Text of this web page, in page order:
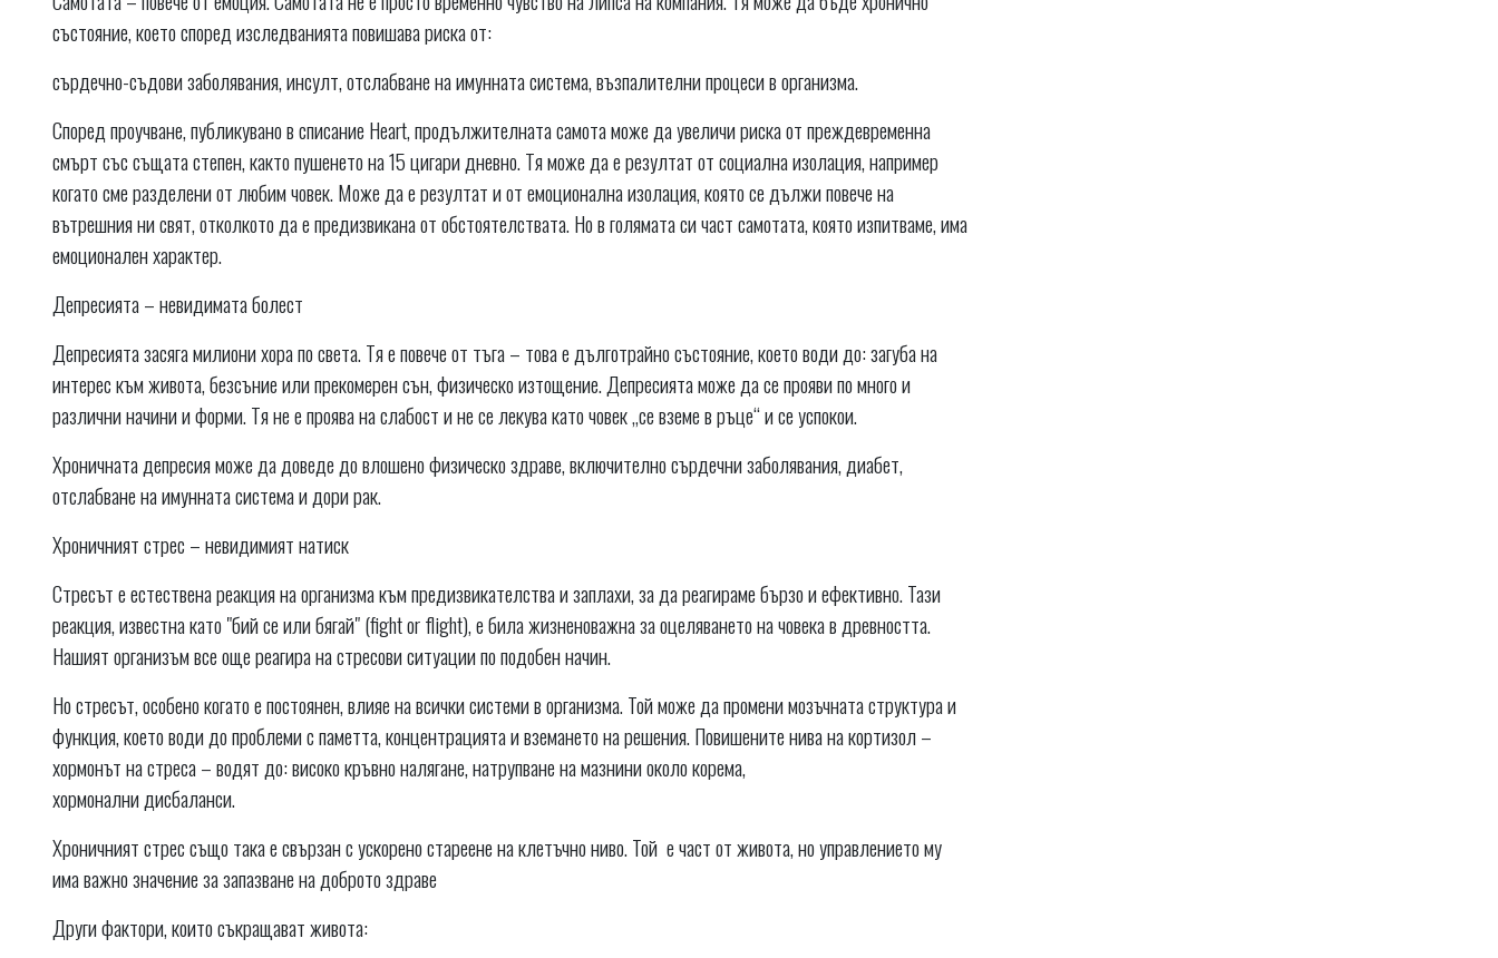
състояние, което според изследванията повишава риска от:
сърдечно-съдови заболявания, инсулт, отслабване на имунната система, възпалителни процеси в организма.
Според проучване, публикувано в списание Heart, продължителната самота може да увеличи риска от преждевременна
смърт със същата степен, както пушенето на 15 цигари дневно. Тя може да е резултат от социална изолация, например
когато сме разделени от любим човек. Може да е резултат и от емоционална изолация, която се дължи повече на
вътрешния ни свят, отколкото да е предизвикана от обстоятелствата. Но в голямата си част самотата, която изпитваме, има
емоционален характер.
Депресията – невидимата болест
Депресията засяга милиони хора по света. Тя е повече от тъга – това е дълготрайно състояние, което води до: загуба на
интерес към живота, безсъние или прекомерен сън, физическо изтощение. Депресията може да се прояви по много и
различни начини и форми. Тя не е проява на слабост и не се лекува като човек „се вземе в ръце“ и се успокои.
Хроничната депресия може да доведе до влошено физическо здраве, включително сърдечни заболявания, диабет,
отслабване на имунната система и дори рак.
Хроничният стрес – невидимият натиск
Стресът е естествена реакция на организма към предизвикателства и заплахи, за да реагираме бързо и ефективно. Тази
реакция, известна като "бий се или бягай" (fight or flight), е била жизненоважна за оцеляването на човека в древността.
Нашият организъм все още реагира на стресови ситуации по подобен начин.
Но стресът, особено когато е постоянен, влияе на всички системи в организма. Той може да промени мозъчната структура и
функция, което води до проблеми с паметта, концентрацията и вземането на решения. Повишените нива на кортизол –
хормонът на стреса – водят до: високо кръвно налягане, натрупване на мазнини около корема,
хормонални дисбаланси.
Хроничният стрес също така е свързан с ускорено стареене на клетъчно ниво. Той е част от живота, но управлението му
има важно значение за запазване на доброто здраве
Други фактори, които съкращават живота: